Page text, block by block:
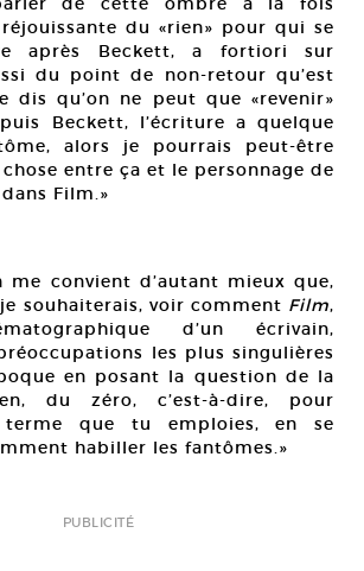
du «rien» pour qui se
après Beckett, a fortiori sur
du point de non-retour qu’est
dis qu’on ne peut que «revenir»
Beckett, l’écriture a quelque
alors je pourrais peut-être
entre ça et le personnage de
Film.»
me convient d’autant mieux que,
souhaiterais, voir comment Film,
d’un écrivain,
les plus singulières
en posant la question de la
du zéro, c’est-à-dire, pour
terme que tu emploies, en se
habiller les fantômes.»
PUBLICITÉ